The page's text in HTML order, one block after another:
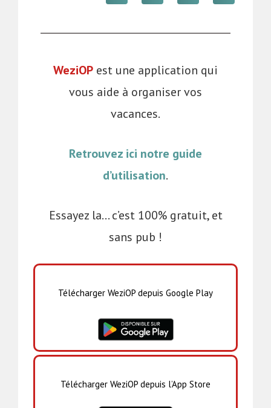
WeziOP est une application qui
vous aide à organiser vos
vacances.
Retrouvez ici notre guide
d’utilisation.
Essayez la… c’est 100% gratuit, et
sans pub !
Télécharger WeziOP depuis Google Play
Télécharger WeziOP depuis l’App Store